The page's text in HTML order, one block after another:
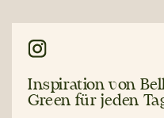
Inspiration von
Green für jeden